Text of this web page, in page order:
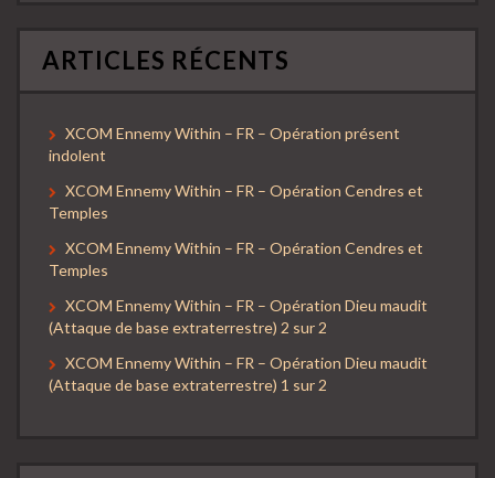
ARTICLES RÉCENTS
XCOM Ennemy Within – FR – Opération présent
indolent
XCOM Ennemy Within – FR – Opération Cendres et
Temples
XCOM Ennemy Within – FR – Opération Cendres et
Temples
XCOM Ennemy Within – FR – Opération Dieu maudit
(Attaque de base extraterrestre) 2 sur 2
XCOM Ennemy Within – FR – Opération Dieu maudit
(Attaque de base extraterrestre) 1 sur 2